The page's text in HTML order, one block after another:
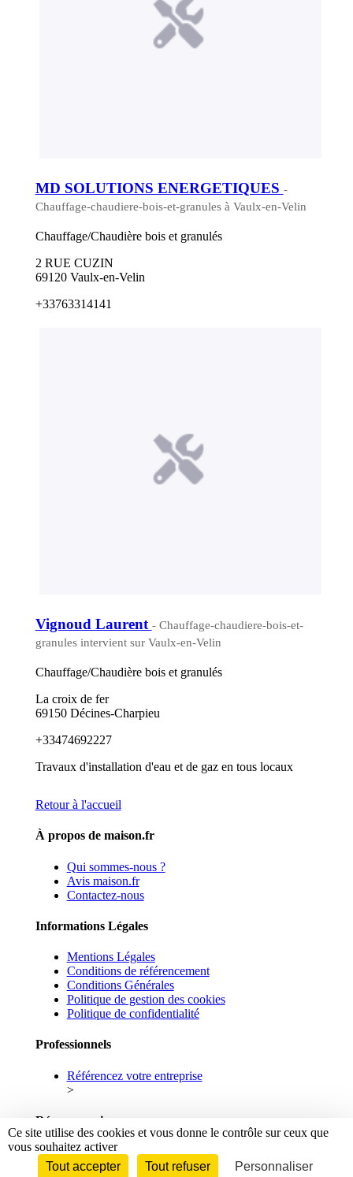
MD SOLUTIONS ENERGETIQUES -
Chauffage-chaudiere-bois-et-granules à Vaulx-en-Velin
Chauffage/Chaudière bois et granulés
2 RUE CUZIN
69120 Vaulx-en-Velin
+33763314141
Vignoud Laurent - Chauffage-chaudiere-bois-et-
granules intervient sur Vaulx-en-Velin
Chauffage/Chaudière bois et granulés
La croix de fer
69150 Décines-Charpieu
+33474692227
Travaux d'installation d'eau et de gaz en tous locaux
Retour à l'accueil
À propos de maison.fr
Qui sommes-nous ?
Avis maison.fr
Contactez-nous
Informations Légales
Mentions Légales
Conditions de référencement
Conditions Générales
Politique de gestion des cookies
Politique de confidentialité
Professionnels
Référencez votre entreprise
>
Réseaux sociaux
Facebook
Linkedin
Ce site utilise des cookies et vous donne le contrôle sur ceux que
vous souhaitez activer
Tout accepter
Tout refuser Personnaliser